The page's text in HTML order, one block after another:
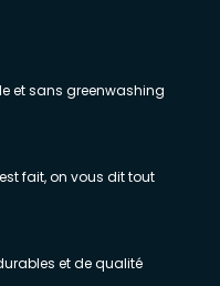
et sans greenwashing
fait, on vous dit tout
et de qualité